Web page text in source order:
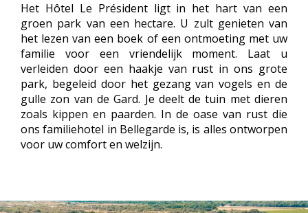
Het Hôtel Le Président ligt in het hart van een
groen park van een hectare. U zult genieten van
het lezen van een boek of een ontmoeting met uw
familie voor een vriendelijk moment. Laat u
verleiden door een haakje van rust in ons grote
park, begeleid door het gezang van vogels en de
gulle zon van de Gard. Je deelt de tuin met dieren
zoals kippen en paarden. In de oase van rust die
ons familiehotel in Bellegarde is, is alles ontworpen
voor uw comfort en welzijn.